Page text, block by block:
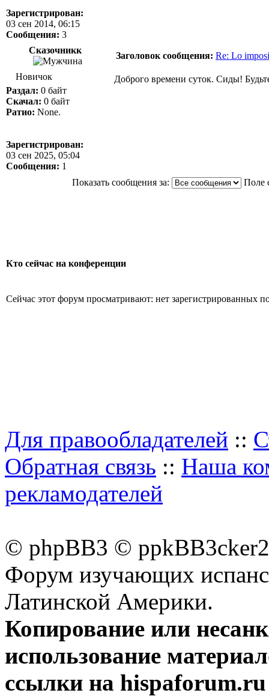
Зарегистрирован:
03 сен 2014, 06:15
Сообщения: 3
Сказочникк
Заголовок сообщения: Re: Lo
Новичок
Раздал: 0 байт
Скачал: 0 байт
Ратио: None.
Зарегистрирован:
03 сен 2025, 05:04
Сообщения: 1
Доброго времени суток. Сиды!
Показать сообщения за: Поле
Кто сейчас на конференции
Сейчас этот форум просматривают: нет зарегистрированных
Для правообладателей ::
Обратная связь :: Наша
рекламодателей
© phpBB3 ©
Форум изучающих
Латинской Америки.
Копирование или
использование
ссылки на hispaforum.ru